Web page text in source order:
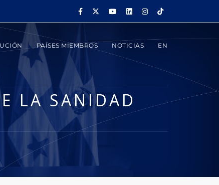
PAÍSES MIEMBROS NOTICIAS EN
LA SANIDAD